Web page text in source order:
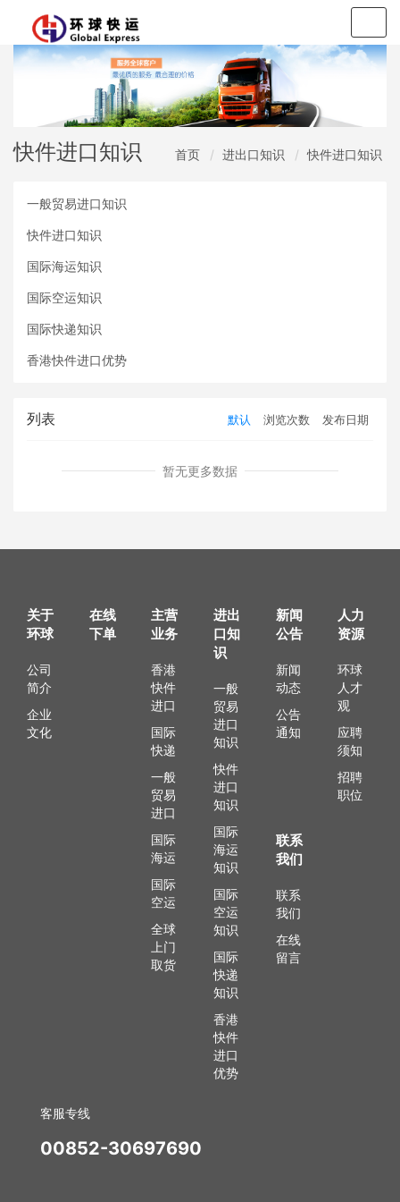
快件进口知识 首页 进出口知识 快件进口知识
一般贸易进口知识
快件进口知识
国际海运知识
国际空运知识
国际快递知识
香港快件进口优势
列表 默认 浏览次数 发布日期
暂无更多数据
关于
环球
公司
简介
企业
文化
在线
下单
主营
业务
香港
快件
进口
国际
快递
一般
贸易
进口
国际
海运
国际
空运
全球
上门
取货
进出
口知
识
一般
贸易
进口
知识
快件
进口
知识
国际
海运
知识
国际
空运
知识
国际
快递
知识
香港
快件
进口
优势
新闻
公告
新闻
动态
公告
通知
人力
资源
环球
人才
观
应聘
须知
招聘
职位
联系
我们
联系
我们
在线
留言
客服专线
00852-30697690